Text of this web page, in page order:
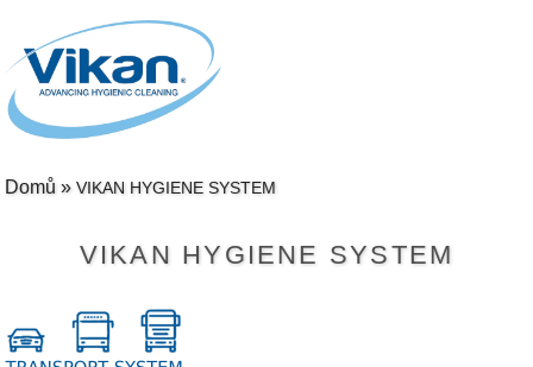
Domů » VIKAN HYGIENE SYSTEM
VIKAN HYGIENE SYSTEM